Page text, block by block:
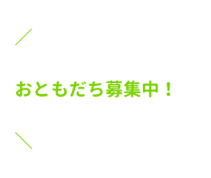
／
おともだち募集中！
＼